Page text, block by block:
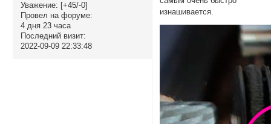
Уважение: [+45/-0]
Провел на форуме:
4 дня 23 часа
Последний визит:
2022-09-09 22:33:48
изнашивается.